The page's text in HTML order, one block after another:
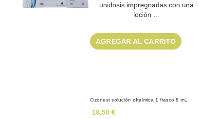
unidosis impregnadas con una
loción …
AGREGAR AL CARRITO
Ozonest solución oftálmica 1 frasco 8 mL
18,50 €